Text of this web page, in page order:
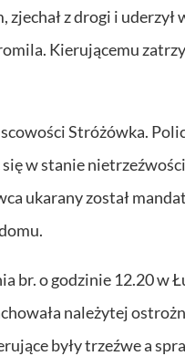
z drogi i
Kierującemu
Stróżówka.
w stanie
ukarany został
br. o godzinie 12.20 w
należytej
były trzeźwe a